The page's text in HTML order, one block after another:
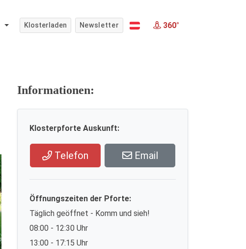
Klosterladen Newsletter 360°
Informationen:
Klosterpforte Auskunft:
Telefon Email
Öffnungszeiten der Pforte:
Täglich geöffnet - Komm und sieh!
08:00 - 12:30 Uhr
13:00 - 17:15 Uhr